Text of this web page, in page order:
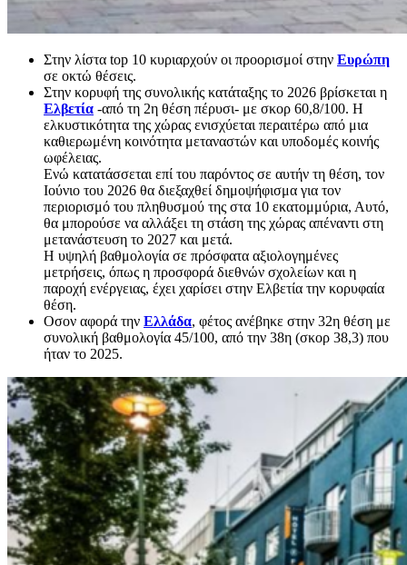
Στην λίστα top 10 κυριαρχούν οι προορισμοί στην Ευρώπη
σε οκτώ θέσεις.
Στην κορυφή της συνολικής κατάταξης το 2026 βρίσκεται η
Ελβετία -από τη 2η θέση πέρυσι- με σκορ 60,8/100. Η
ελκυστικότητα της χώρας ενισχύεται περαιτέρω από μια
καθιερωμένη κοινότητα μεταναστών και υποδομές κοινής
ωφέλειας.
Ενώ κατατάσσεται επί του παρόντος σε αυτήν τη θέση, τον
Ιούνιο του 2026 θα διεξαχθεί δημοψήφισμα για τον
περιορισμό του πληθυσμού της στα 10 εκατομμύρια, Αυτό,
θα μπορούσε να αλλάξει τη στάση της χώρας απέναντι στη
μετανάστευση το 2027 και μετά.
Η υψηλή βαθμολογία σε πρόσφατα αξιολογημένες
μετρήσεις, όπως η προσφορά διεθνών σχολείων και η
παροχή ενέργειας, έχει χαρίσει στην Ελβετία την κορυφαία
θέση.
Οσον αφορά την Ελλάδα, φέτος ανέβηκε στην 32η θέση με
συνολική βαθμολογία 45/100, από την 38η (σκορ 38,3) που
ήταν το 2025.